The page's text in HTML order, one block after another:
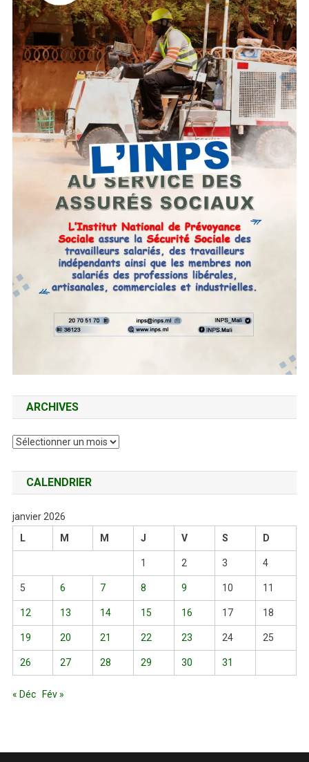
ARCHIVES
Archives
CALENDRIER
janvier 2026
L
M M J V S D
1 2 3 4
5 6 7 8 9 10 11
12 13 14 15 16 17 18
19 20 21 22 23 24 25
26 27 28 29 30 31
« Déc Fév »